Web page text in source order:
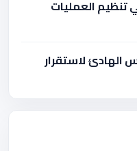
تنظيم العمليات
الهادئ لاستقرار